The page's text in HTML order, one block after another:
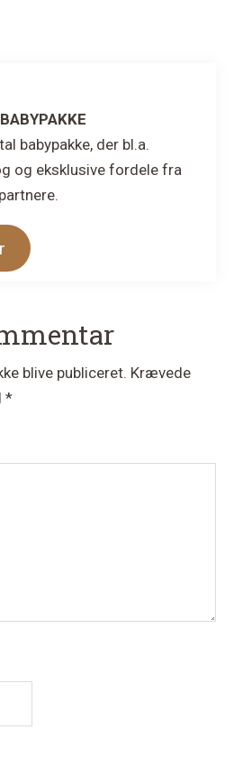
babypakke, der bl.a.
og eksklusive fordele fra
blive publiceret. Krævede
*